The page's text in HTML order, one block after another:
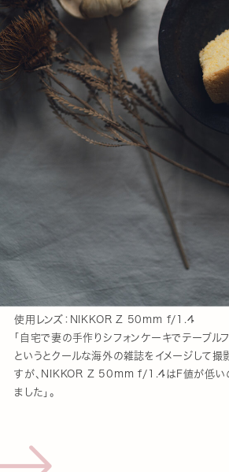
使用レンズ：NIKKOR Z 50mm f/1.4
「自宅で妻の手作りシフォンケーキでテーブルフ
というとクールな海外の雑誌をイメージして撮
すが、NIKKOR Z 50mm f/1.4はF値が低い
ました」。